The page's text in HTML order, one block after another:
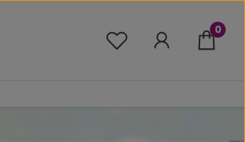
Du hast 0 Produkte
0